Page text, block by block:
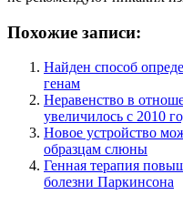
Похожие записи:
Найден способ
генам
Неравенство в
увеличилось с 2010
Новое устройство
образцам слюны
Генная терапия
болезни Паркинсона